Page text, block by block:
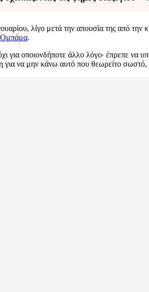
λίγο μετά την απουσία της από
.
για οποιονδήποτε άλλο λόγο· έπρεπε
να μην κάνω αυτό που θεωρείτο